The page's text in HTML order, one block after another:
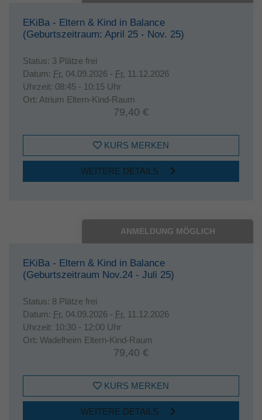
EKiBa - Eltern & Kind in Balance
(Geburtszeitraum: April 25 - Nov. 25)
Status: 3 Plätze frei
Datum: Fr. 04.09.2026 - Fr. 11.12.2026
Uhrzeit: 08:45 - 10:15 Uhr
Ort: Atrium Eltern-Kind-Raum
79,40 €
KURS MERKEN
WEITERE DETAILS
ANMELDUNG MÖGLICH
EKiBa - Eltern & Kind in Balance
(Geburtszeitraum Nov.24 - Juli 25)
Status: 8 Plätze frei
Datum: Fr. 04.09.2026 - Fr. 11.12.2026
Uhrzeit: 10:30 - 12:00 Uhr
Ort: Wadelheim Eltern-Kind-Raum
79,40 €
KURS MERKEN
WEITERE DETAILS